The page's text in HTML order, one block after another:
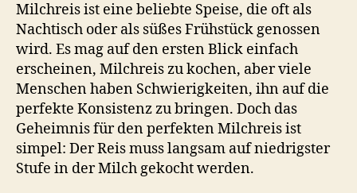
Milchreis ist eine beliebte Speise, die oft als
Nachtisch oder als süßes Frühstück genossen
wird. Es mag auf den ersten Blick einfach
erscheinen, Milchreis zu kochen, aber viele
Menschen haben Schwierigkeiten, ihn auf die
perfekte Konsistenz zu bringen. Doch das
Geheimnis für den perfekten Milchreis ist
simpel: Der Reis muss langsam auf niedrigster
Stufe in der Milch gekocht werden.